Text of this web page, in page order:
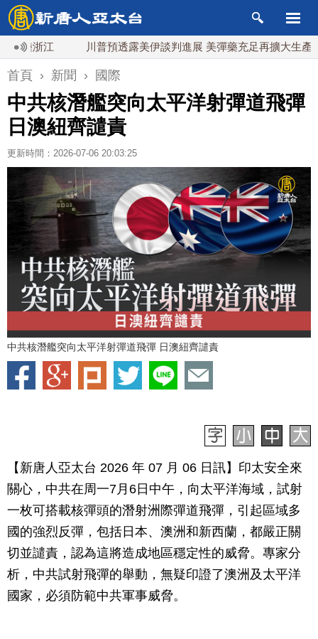
浙江 川普預透露美伊談判進展 美彈藥充足再擴大生產
首頁 › 新聞 › 國際
中共核潛艦突向太平洋射彈道飛彈
日澳紐齊譴責
更新時間：2026-07-06 20:03:25
中共核潛艦突向太平洋射彈道飛彈 日澳紐齊譴責
【新唐人亞太台 2026 年 07 月 06 日訊】印太安全來
關心，中共在周一7月6日中午，向太平洋海域，試射
一枚可搭載核彈頭的潛射洲際彈道飛彈，引起區域多
國的強烈反彈，包括日本、澳洲和新西蘭，都嚴正關
切並譴責，認為這將造成地區穩定性的威脅。專家分
析，中共試射飛彈的舉動，無疑印證了澳洲及太平洋
國家，必須防範中共軍事威脅。